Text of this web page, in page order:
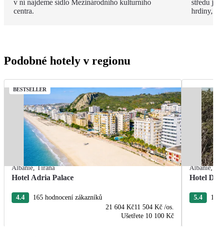
v ní najdeme sídlo Mezinárodního kulturního
centra.
středu
hrdiny,
Podobné hotely v regionu
BESTSELLER
Albánie,Tirana
Hotel Adria Palace
4.4
165 hodnocení zákazníků
21 604 Kč11 504 Kč /os.
Ušetřete 10 100 Kč
Albánie,
Hotel
5.4